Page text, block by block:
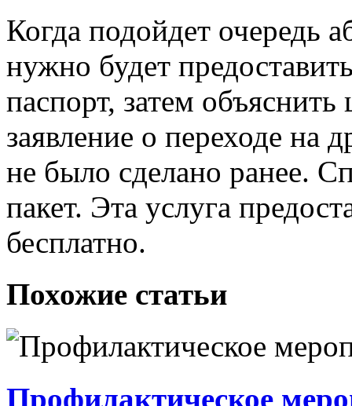
Когда подойдет очередь
нужно будет
паспорт, затем объяснить
заявление о переходе на
не было сделано ранее.
пакет. Эта услуга
бесплатно.
Похожие статьи
Профилактическое